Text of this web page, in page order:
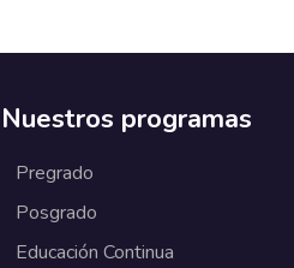
Nuestros programas
Pregrado
Posgrado
Educación Continua